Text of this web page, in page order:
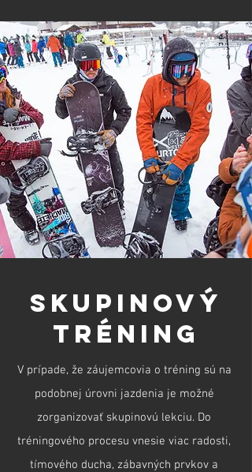
SKUPINOVÝ
TRÉNING
V prípade, že záujemcovia o tréning sú na
podobnej úrovni jazdenia je možné
zorganizovať skupinovú lekciu. Do
tréningového procesu vnesie viac radosti,
tímového ducha, zábavných prvkov a